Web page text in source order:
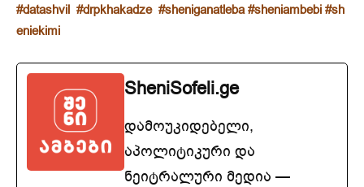
#datashvil #drpkhakadze #sheniganatleba #sheniambebi #sh
eniekimi
SheniSofeli.ge
დამოუკიდებელი,
აპოლიტიკური და
ნეიტრალური მედია —